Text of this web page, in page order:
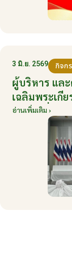
3 มิ.ย. 2569 กิจก
ผู้บริหาร แล
เฉลิมพระเกี
ราชินี เนื่องใ
กับหน่วยงาน
ประชาคมริ
อ่านเพิ่มเติม ›